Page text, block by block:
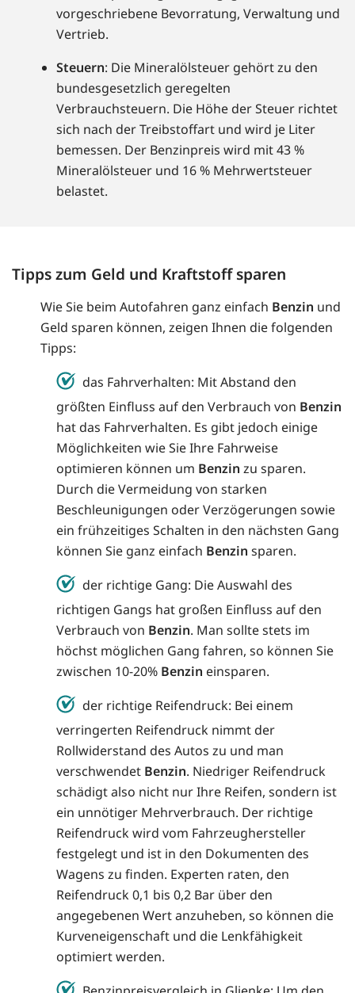
vorgeschriebene Bevorratung, Verwaltung und
Vertrieb.
Steuern: Die Mineralölsteuer gehört zu den
bundesgesetzlich geregelten
Verbrauchsteuern. Die Höhe der Steuer richtet
sich nach der Treibstoffart und wird je Liter
bemessen. Der Benzinpreis wird mit 43 %
Mineralölsteuer und 16 % Mehrwertsteuer
belastet.
Tipps zum Geld und Kraftstoff sparen
Wie Sie beim Autofahren ganz einfach Benzin und
Geld sparen können, zeigen Ihnen die folgenden
Tipps:
das Fahrverhalten: Mit Abstand den
größten Einfluss auf den Verbrauch von Benzin
hat das Fahrverhalten. Es gibt jedoch einige
Möglichkeiten wie Sie Ihre Fahrweise
optimieren können um Benzin zu sparen.
Durch die Vermeidung von starken
Beschleunigungen oder Verzögerungen sowie
ein frühzeitiges Schalten in den nächsten Gang
können Sie ganz einfach Benzin sparen.
der richtige Gang: Die Auswahl des
richtigen Gangs hat großen Einfluss auf den
Verbrauch von Benzin. Man sollte stets im
höchst möglichen Gang fahren, so können Sie
zwischen 10-20% Benzin einsparen.
der richtige Reifendruck: Bei einem
verringerten Reifendruck nimmt der
Rollwiderstand des Autos zu und man
verschwendet Benzin. Niedriger Reifendruck
schädigt also nicht nur Ihre Reifen, sondern ist
ein unnötiger Mehrverbrauch. Der richtige
Reifendruck wird vom Fahrzeughersteller
festgelegt und ist in den Dokumenten des
Wagens zu finden. Experten raten, den
Reifendruck 0,1 bis 0,2 Bar über den
angegebenen Wert anzuheben, so können die
Kurveneigenschaft und die Lenkfähigkeit
optimiert werden.